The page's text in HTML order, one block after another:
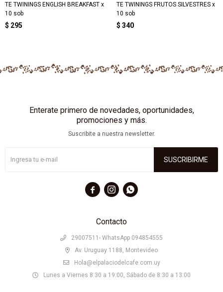
TE TWININGS ENGLISH BREAKFAST x
10 sob
$ 295
TE TWININGS FRUTOS SILVESTRES x
10 sob
$ 340
Contacto
29007511- WhatsApp 094854555
Av. Uruguay 1188, Montevideo
Hola@elpalaciodelcafe.com.uy
Lunes a Viernes 8:30 a 19:00, Sábado de 8:30 a 13:00
Enterate primero de novedades, oportunidades,
promociones y más.
Suscribite a nuestra newsletter.
SUSCRIBIRME
  